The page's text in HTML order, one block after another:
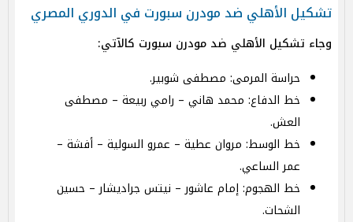
تشكيل الأهلي ضد مودرن سبورت في الدوري المصري
وجاء تشكيل الأهلي ضد مودرن سبورت كالآتي:
حراسة المرمى: مصطفى شوبير.
خط الدفاع: محمد هاني – رامي ربيعة – مصطفى
العش.
خط الوسط: مروان عطية – عمرو السولية – أفشة –
عمر الساعي.
خط الهجوم: إمام عاشور – نيتس جراديشار – حسين
الشحات.